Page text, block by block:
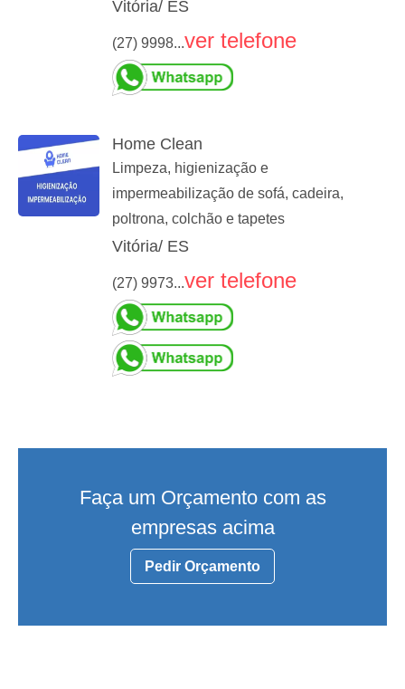
Vitória/ ES
(27) 9998...ver telefone
Home Clean
Limpeza, higienização e
impermeabilização de sofá, cadeira,
poltrona, colchão e tapetes
Vitória/ ES
(27) 9973...ver telefone
Faça um Orçamento com as
empresas acima
Pedir Orçamento